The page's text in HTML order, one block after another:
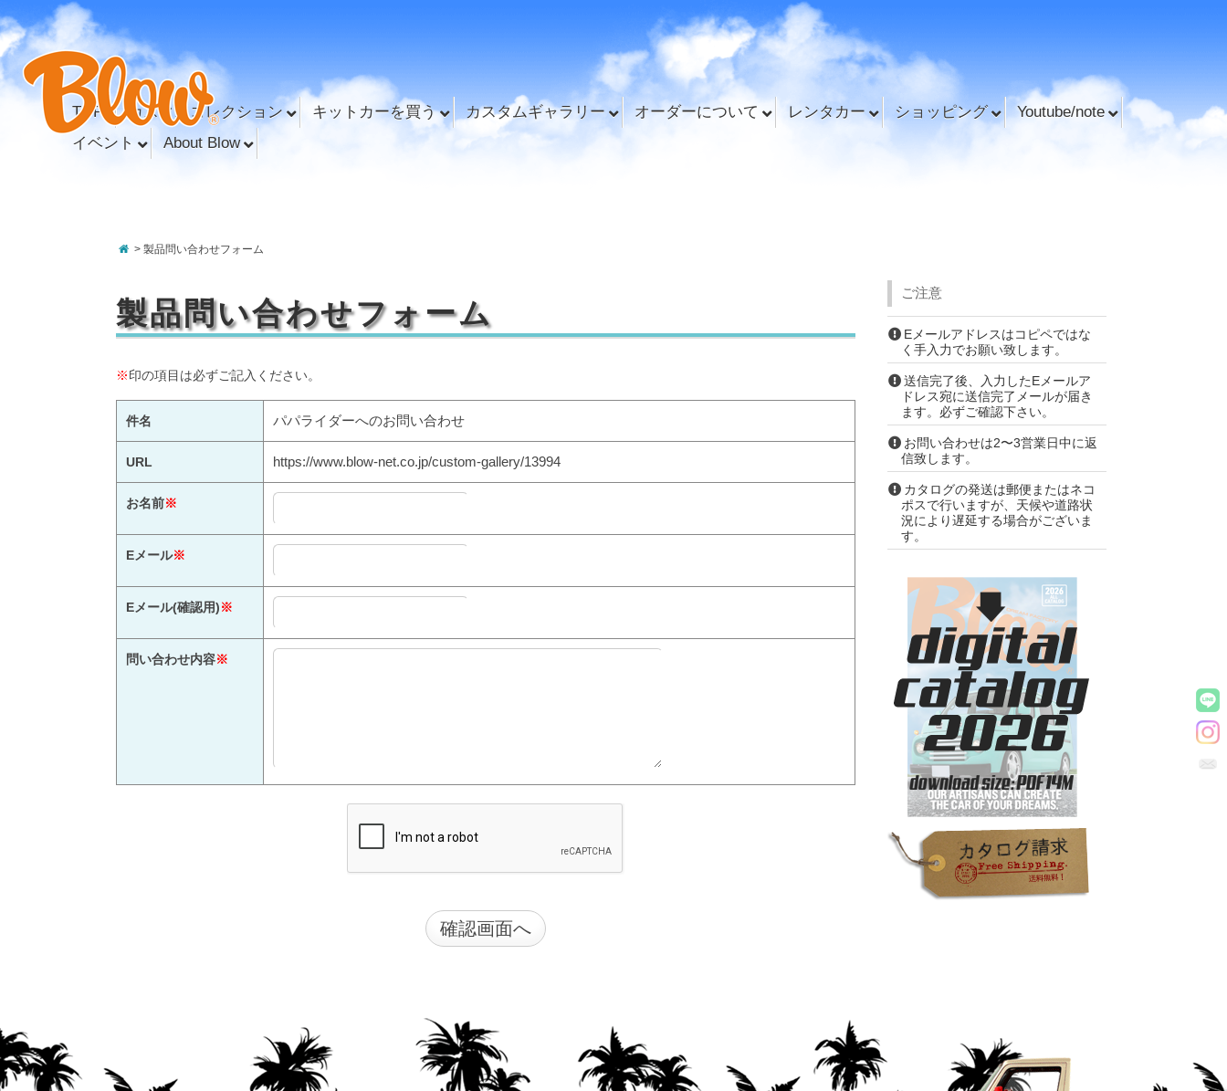
TOP カスタムコレクション キットカーを買う カスタムギャラリー オーダーについて レンタカー ショッピング
Youtube/note
イベント
About Blow
> 製品問い合わせフォーム
製品問い合わせフォーム
※印の項目は必ずご記入ください。
件名 パパライダーへのお問い合わせ
URL https://www.blow-net.co.jp/custom-gallery/13994
お名前※
Eメール※
Eメール(確認用)※
問い合わせ内容※
ご注意
Eメールアドレスはコピペではな
く手入力でお願い致します。
送信完了後、入力したEメールア
ドレス宛に送信完了メールが届き
ます。必ずご確認下さい。
お問い合わせは2〜3営業日中に返
信致します。
カタログの発送は郵便またはネコ
ポスで行いますが、天候や道路状
況により遅延する場合がございま
す。